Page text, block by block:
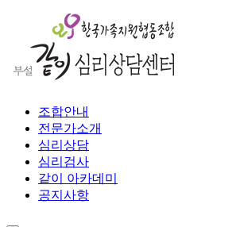
조합안내
전문가소개
심리상담
심리검사
같이 아카데미
공지사항